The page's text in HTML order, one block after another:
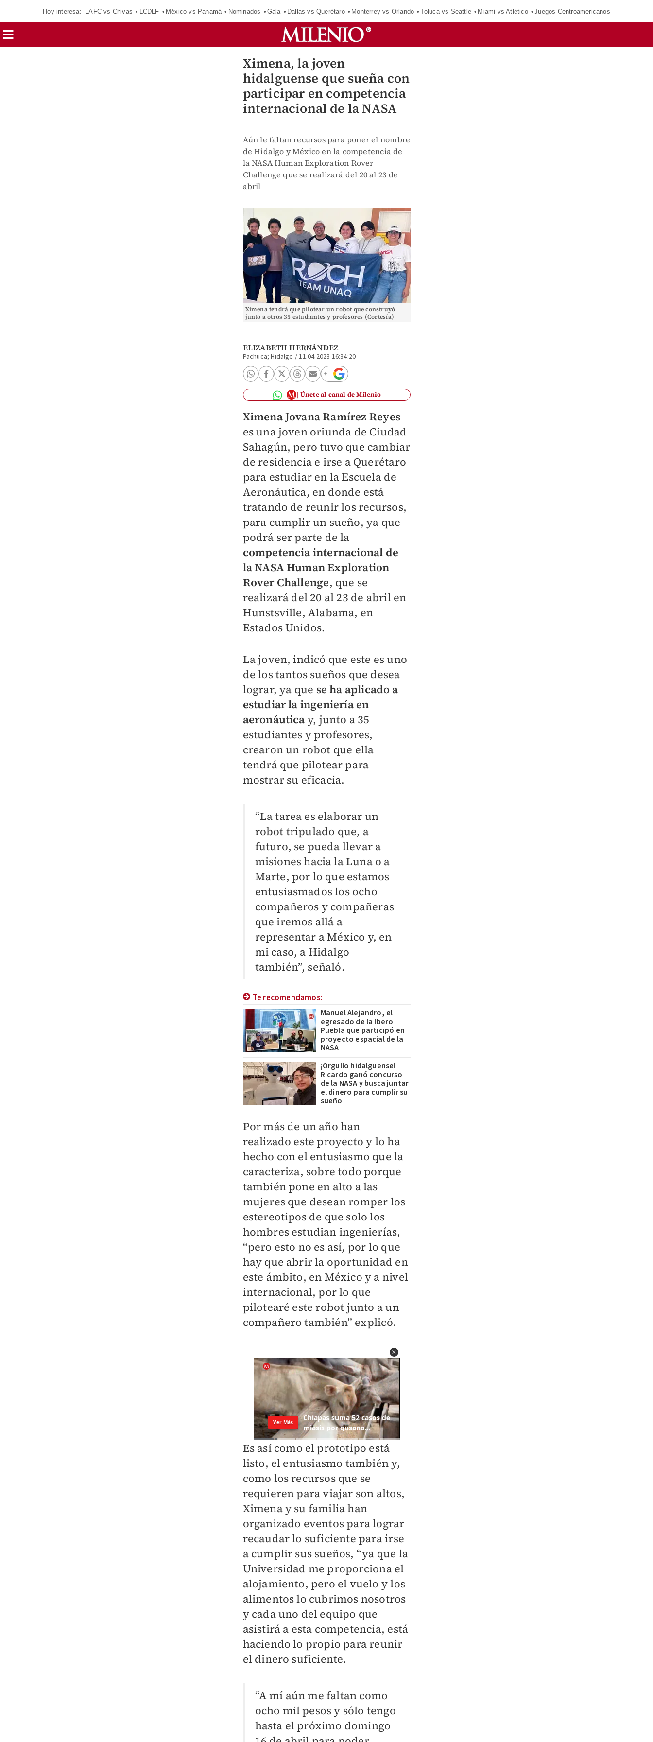
Hoy interesa: LAFC vs Chivas LCDLF México vs Panamá Nominados Gala Dallas vs Querétaro Monterrey vs Orlando Toluca vs Seattle Miami vs Atlético Juegos Centroamericanos
Ximena, la joven
hidalguense que sueña con
participar en competencia
internacional de la NASA
Aún le faltan recursos para poner el nombre
de Hidalgo y México en la competencia de
la NASA Human Exploration Rover
Challenge que se realizará del 20 al 23 de
abril
Ximena tendrá que pilotear un robot que construyó
junto a otros 35 estudiantes y profesores (Cortesía)
ELIZABETH HERNÁNDEZ
Pachuca; Hidalgo /11.04.2023 16:34:20
Únete al canal de Milenio
Ximena Jovana Ramírez Reyes
es una joven oriunda de Ciudad
Sahagún, pero tuvo que cambiar
de residencia e irse a Querétaro
para estudiar en la Escuela de
Aeronáutica, en donde está
tratando de reunir los recursos,
para cumplir un sueño, ya que
podrá ser parte de la
competencia internacional de
la NASA Human Exploration
Rover Challenge, que se
realizará del 20 al 23 de abril en
Hunstsville, Alabama, en
Estados Unidos.
La joven, indicó que este es uno
de los tantos sueños que desea
lograr, ya que se ha aplicado a
estudiar la ingeniería en
aeronáutica y, junto a 35
estudiantes y profesores,
crearon un robot que ella
tendrá que pilotear para
mostrar su eficacia.
“La tarea es elaborar un
robot tripulado que, a
futuro, se pueda llevar a
misiones hacia la Luna o a
Marte, por lo que estamos
entusiasmados los ocho
compañeros y compañeras
que iremos allá a
representar a México y, en
mi caso, a Hidalgo
también”, señaló.
Te recomendamos:
Manuel Alejandro, el
egresado de la Ibero
Puebla que participó en
proyecto espacial de la
NASA
¡Orgullo hidalguense!
Ricardo ganó concurso
de la NASA y busca juntar
el dinero para cumplir su
sueño
Por más de un año han
realizado este proyecto y lo ha
hecho con el entusiasmo que la
caracteriza, sobre todo porque
también pone en alto a las
mujeres que desean romper los
estereotipos de que solo los
hombres estudian ingenierías,
“pero esto no es así, por lo que
hay que abrir la oportunidad en
este ámbito, en México y a nivel
internacional, por lo que
pilotearé este robot junto a un
compañero también” explicó.
Es así como el prototipo está
listo, el entusiasmo también y,
como los recursos que se
requieren para viajar son altos,
Ximena y su familia han
organizado eventos para lograr
recaudar lo suficiente para irse
a cumplir sus sueños, “ya que la
Universidad me proporciona el
alojamiento, pero el vuelo y los
alimentos lo cubrimos nosotros
y cada uno del equipo que
asistirá a esta competencia, está
haciendo lo propio para reunir
el dinero suficiente.
“A mí aún me faltan como
ocho mil pesos y sólo tengo
hasta el próximo domingo